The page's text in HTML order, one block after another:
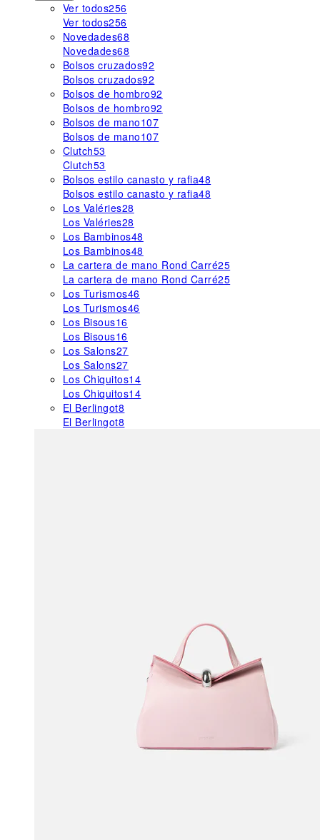
Ver todos256
Ver todos256
Novedades68
Novedades68
Bolsos cruzados92
Bolsos cruzados92
Bolsos de hombro92
Bolsos de hombro92
Bolsos de mano107
Bolsos de mano107
Clutch53
Clutch53
Bolsos estilo canasto y rafia48
Bolsos estilo canasto y rafia48
Los Valéries28
Los Valéries28
Los Bambinos48
Los Bambinos48
La cartera de mano Rond Carré25
La cartera de mano Rond Carré25
Los Turismos46
Los Turismos46
Los Bisous16
Los Bisous16
Los Salons27
Los Salons27
Los Chiquitos14
Los Chiquitos14
El Berlingot8
El Berlingot8